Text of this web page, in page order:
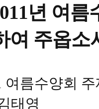
년 여름
여 주옵소
여
영